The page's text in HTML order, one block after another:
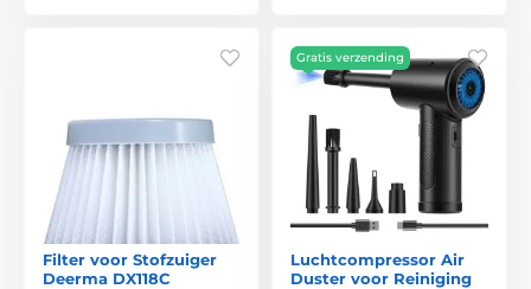
Filter voor Stofzuiger
Deerma DX118C
Gratis verzending
Luchtcompressor Air
Duster voor Reiniging